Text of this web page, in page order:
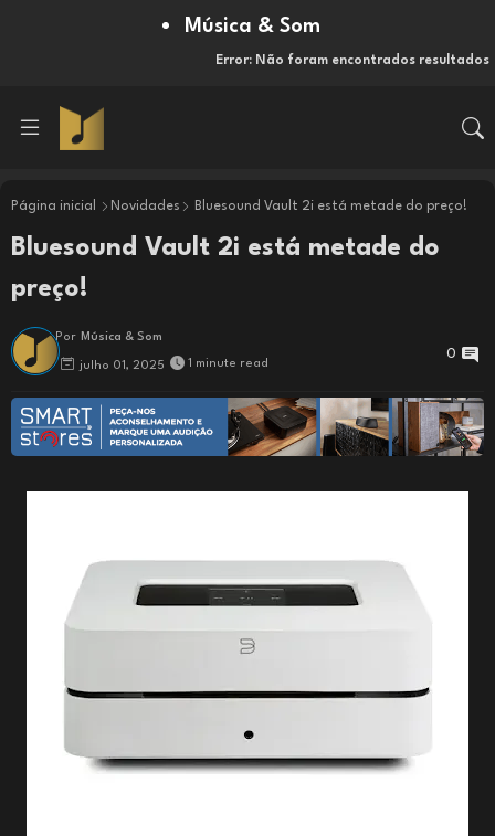
Música & Som
Error: Não foram encontrados resultados
Página inicial Novidades Bluesound Vault 2i está metade do preço!
Bluesound Vault 2i está metade do
preço!
Por Música & Som
julho 01, 2025 1 minute read
0